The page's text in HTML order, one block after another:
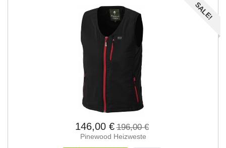
SALE!
146,00 € 196,00 €
Pinewood Heizweste